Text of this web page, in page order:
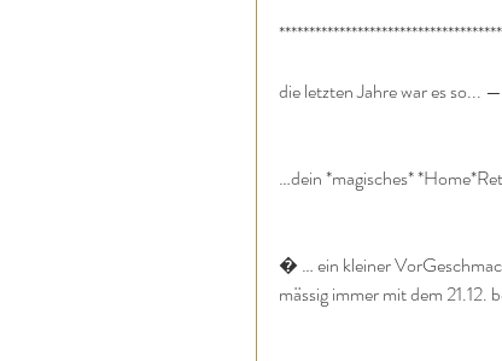
die letzten Jahre war es so...
…dein *magisches*
� … ein kleiner
mässig immer mit dem 21.12.